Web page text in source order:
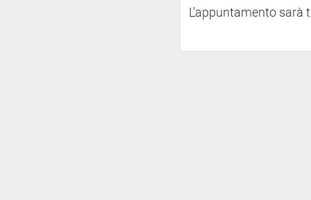
L'appuntamento sarà